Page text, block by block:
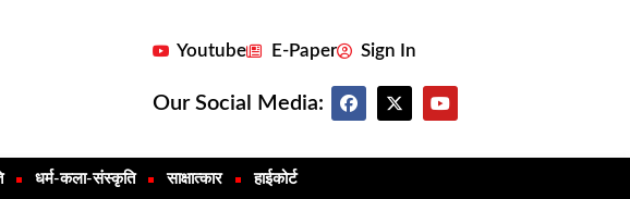
Youtube E-Paper Sign In
Our Social Media:
धर्म-कला-संस्कृति साक्षात्कार हाईकोर्ट